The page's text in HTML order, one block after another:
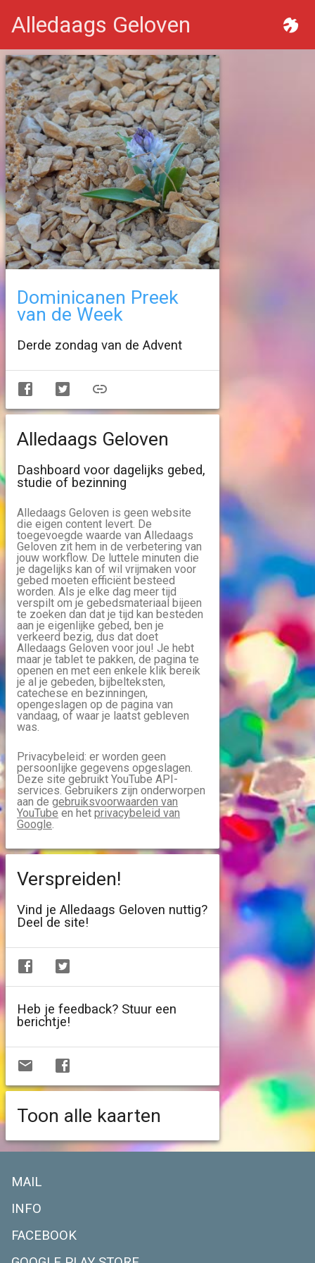
Alledaags Geloven
Dominicanen Preek
van de Week
Derde zondag van de Advent
Alledaags Geloven
Dashboard voor dagelijks gebed,
studie of bezinning
Alledaags Geloven is geen website
die eigen content levert. De
toegevoegde waarde van Alledaags
Geloven zit hem in de verbetering van
jouw workflow. De luttele minuten die
je dagelijks kan of wil vrijmaken voor
gebed moeten efficiënt besteed
worden. Als je elke dag meer tijd
verspilt om je gebedsmateriaal bijeen
te zoeken dan dat je tijd kan besteden
aan je eigenlijke gebed, ben je
verkeerd bezig, dus dat doet
Alledaags Geloven voor jou! Je hebt
maar je tablet te pakken, de pagina te
openen en met een enkele klik bereik
je al je gebeden, bijbelteksten,
catechese en bezinningen,
opengeslagen op de pagina van
vandaag, of waar je laatst gebleven
was.
Privacybeleid: er worden geen
persoonlijke gegevens opgeslagen.
Deze site gebruikt YouTube API-
services. Gebruikers zijn onderworpen
aan de gebruiksvoorwaarden van
YouTube en het privacybeleid van
Google.
Verspreiden!
Vind je Alledaags Geloven nuttig?
Deel de site!
Heb je feedback? Stuur een
berichtje!
Toon alle kaarten
MAIL
INFO
FACEBOOK